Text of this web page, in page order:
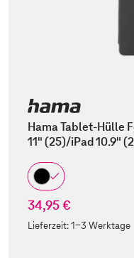
Hama Tablet-Hülle
11" (25)/iPad 10.9"
34,95 €
Lieferzeit:1-3 Werktage